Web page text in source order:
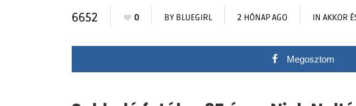
6652 0 BY BLUEGIRL 2 HÓNAP AGO IN AKKOR
Megosztom